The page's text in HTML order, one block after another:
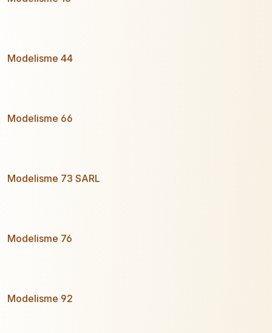
Modelisme 44
Modelisme 66
Modelisme 73 SARL
Modelisme 76
Modelisme 92